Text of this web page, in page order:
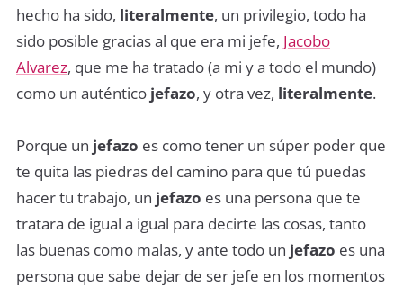
hecho ha sido, literalmente, un privilegio, todo ha
sido posible gracias al que era mi jefe, Jacobo
Alvarez, que me ha tratado (a mi y a todo el mundo)
como un auténtico jefazo, y otra vez, literalmente.
Porque un jefazo es como tener un súper poder que
te quita las piedras del camino para que tú puedas
hacer tu trabajo, un jefazo es una persona que te
tratara de igual a igual para decirte las cosas, tanto
las buenas como malas, y ante todo un jefazo es una
persona que sabe dejar de ser jefe en los momentos